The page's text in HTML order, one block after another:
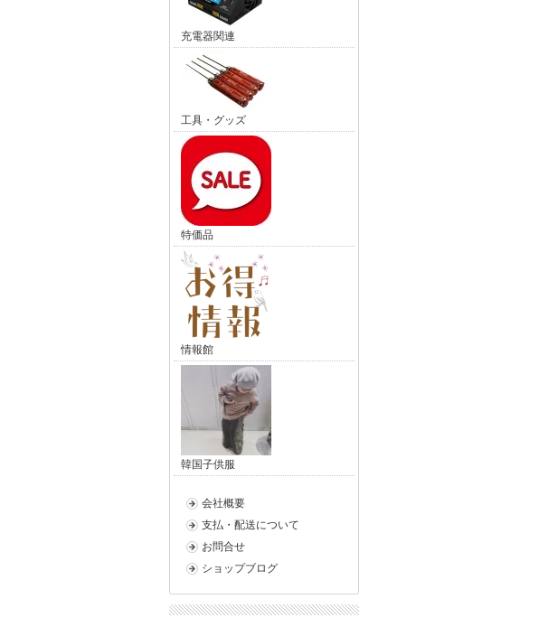
充電器関連
工具・グッズ
特価品
情報館
韓国子供服
会社概要
支払・配送について
お問合せ
ショップブログ